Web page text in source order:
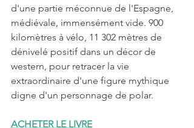
d'une partie méconnue de l'Espagne,
médiévale, immensément vide. 900
kilomètres à vélo, 11 302 mètres de
dénivelé positif dans un décor de
western, pour retracer la vie
extraordinaire d'une figure mythique
digne d'un personnage de polar.
ACHETER LE LIVRE